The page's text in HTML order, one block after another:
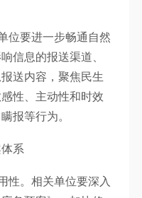
位要进一步畅通自然
信息的报送渠道、
送内容，聚焦民生
性、主动性和时效
报等行为。
系
性。相关单位要深入